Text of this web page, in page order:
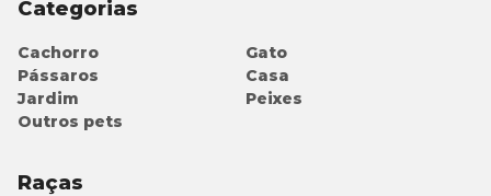
Categorias
Cachorro
Gato
Pássaros
Casa
Jardim
Peixes
Outros pets
Raças